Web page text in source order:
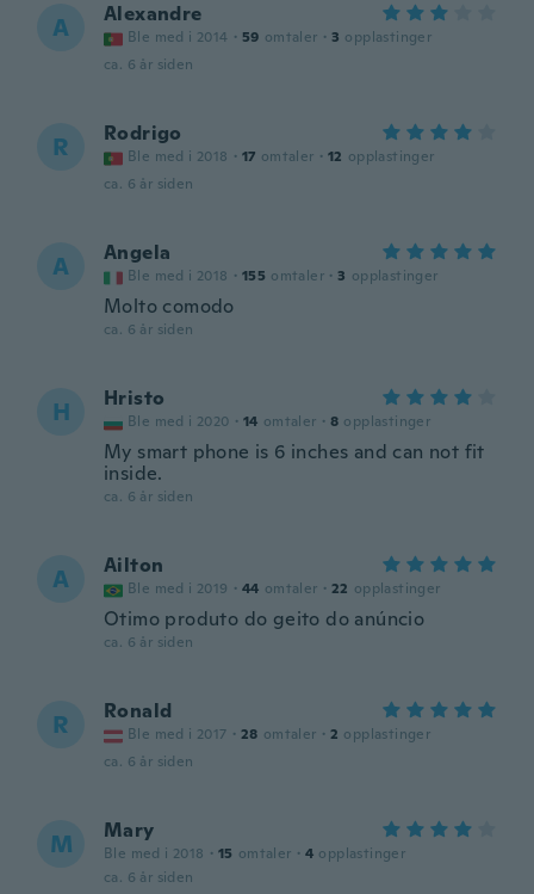
A Alexandre
Ble med i 2014 · 59 omtaler · 3 opplastinger
ca. 6 år siden
R Rodrigo
Ble med i 2018 · 17 omtaler · 12 opplastinger
ca. 6 år siden
A Angela
Ble med i 2018 · 155 omtaler · 3 opplastinger
Molto comodo
ca. 6 år siden
H Hristo
Ble med i 2020 · 14 omtaler · 8 opplastinger
My smart phone is 6 inches and can not fit
inside.
ca. 6 år siden
A Ailton
Ble med i 2019 · 44 omtaler · 22 opplastinger
Otimo produto do geito do anúncio
ca. 6 år siden
R Ronald
Ble med i 2017 · 28 omtaler · 2 opplastinger
ca. 6 år siden
M Mary
Ble med i 2018 · 15 omtaler · 4 opplastinger
ca. 6 år siden